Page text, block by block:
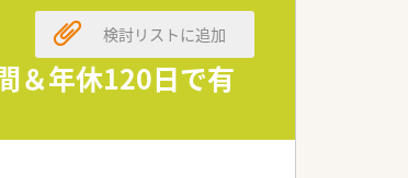
す。
＆年休120日で有
検討リストに追加